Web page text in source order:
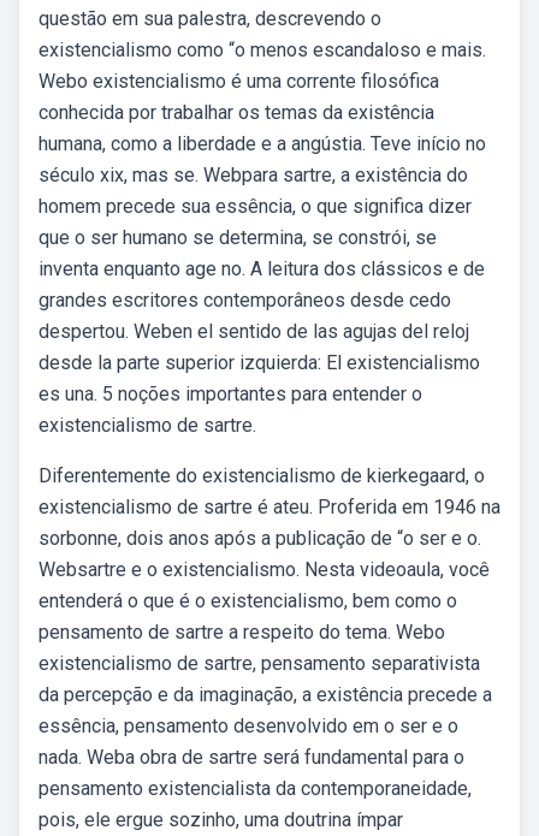
questão em sua palestra, descrevendo o
existencialismo como “o menos escandaloso e mais.
Webo existencialismo é uma corrente filosófica
conhecida por trabalhar os temas da existência
humana, como a liberdade e a angústia. Teve início no
século xix, mas se. Webpara sartre, a existência do
homem precede sua essência, o que significa dizer
que o ser humano se determina, se constrói, se
inventa enquanto age no. A leitura dos clássicos e de
grandes escritores contemporâneos desde cedo
despertou. Weben el sentido de las agujas del reloj
desde la parte superior izquierda: El existencialismo
es una. 5 noções importantes para entender o
existencialismo de sartre.
Diferentemente do existencialismo de kierkegaard, o
existencialismo de sartre é ateu. Proferida em 1946 na
sorbonne, dois anos após a publicação de “o ser e o.
Websartre e o existencialismo. Nesta videoaula, você
entenderá o que é o existencialismo, bem como o
pensamento de sartre a respeito do tema. Webo
existencialismo de sartre, pensamento separativista
da percepção e da imaginação, a existência precede a
essência, pensamento desenvolvido em o ser e o
nada. Weba obra de sartre será fundamental para o
pensamento existencialista da contemporaneidade,
pois, ele ergue sozinho, uma doutrina ímpar